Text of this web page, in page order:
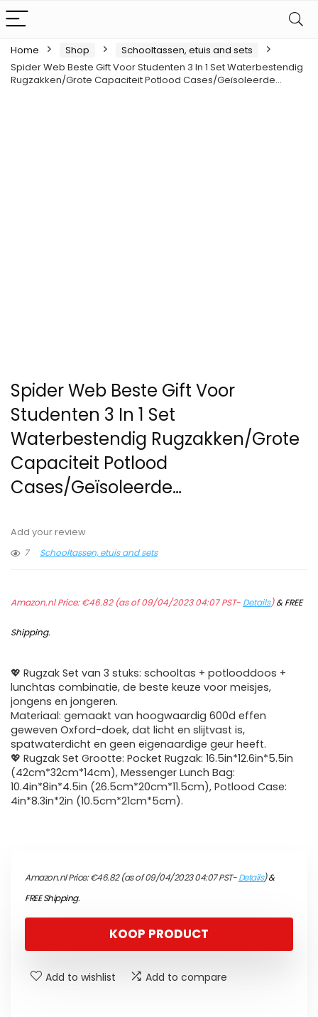
Home Shop
Schooltassen, etuis and sets
Spider Web Beste Gift Voor Studenten 3 In 1 Set Waterbestendig
Rugzakken/Grote Capaciteit Potlood Cases/Geïsoleerde…
Spider Web Beste Gift Voor
Studenten 3 In 1 Set
Waterbestendig Rugzakken/Grote
Capaciteit Potlood
Cases/Geïsoleerde…
Add your review
7
Schooltassen, etuis and sets
Amazon.nl Price:€46.82(as of 09/04/2023 04:07 PST- Details)&FREE
Shipping.
💖 Rugzak Set van 3 stuks: schooltas + potlooddoos +
lunchtas combinatie, de beste keuze voor meisjes,
jongens en jongeren.
Materiaal: gemaakt van hoogwaardig 600d effen
geweven Oxford-doek, dat licht en slijtvast is,
spatwaterdicht en geen eigenaardige geur heeft.
💖 Rugzak Set Grootte: Pocket Rugzak: 16.5in*12.6in*5.5in
(42cm*32cm*14cm), Messenger Lunch Bag:
10.4in*8in*4.5in (26.5cm*20cm*11.5cm), Potlood Case:
4in*8.3in*2in (10.5cm*21cm*5cm).
Amazon.nl Price:€46.82(as of 09/04/2023 04:07 PST-Details)&
FREE Shipping.
KOOP PRODUCT
Add to wishlist Add to compare